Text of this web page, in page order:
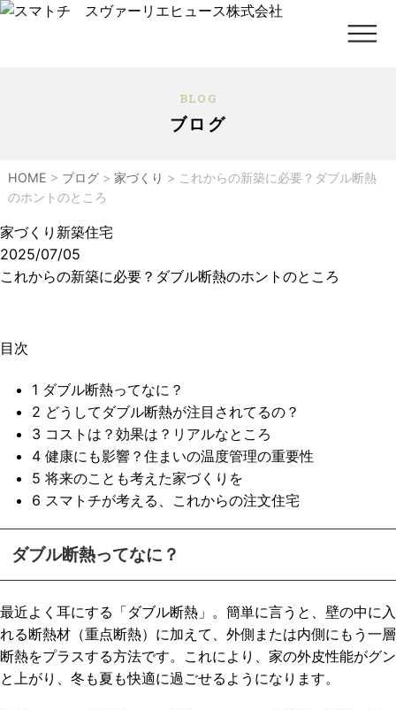
BLOG
ブログ
HOME > ブログ> 家づくり > これからの新築に必要？ダブル断熱
のホントのところ
家づくり 新築住宅
2025/07/05
これからの新築に必要？ダブル断熱のホントのところ
目次
1 ダブル断熱ってなに？
2 どうしてダブル断熱が注目されてるの？
3 コストは？効果は？リアルなところ
4健康にも影響？住まいの温度管理の重要性
5 将来のことも考えた家づくりを
6 スマトチが考える、これからの注文住宅
ダブル断熱ってなに？
最近よく耳にする「ダブル断熱」。簡単に言うと、壁の中に入
れる断熱材（重点断熱）に加えて、外側または内側にもう一層
断熱をプラスする方法です。これにより、家の外皮性能がグン
と上がり、冬も夏も快適に過ごせるようになります。